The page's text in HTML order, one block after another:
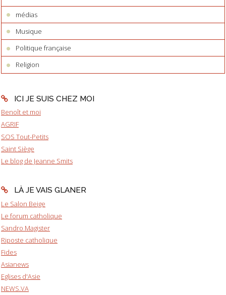
médias
Musique
Politique française
Religion
ICI JE SUIS CHEZ MOI
Benoît et moi
AGRIF
SOS Tout-Petits
Saint Siège
Le blog de Jeanne Smits
LÀ JE VAIS GLANER
Le Salon Beige
Le forum catholique
Sandro Magister
Riposte catholique
Fides
Asianews
Eglises d'Asie
NEWS.VA